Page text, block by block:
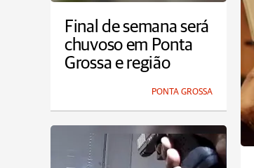
Final de semana será
chuvoso em Ponta
Grossa e região
PONTA GROSSA